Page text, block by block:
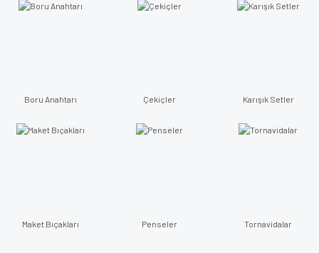
Boru Anahtarı Çekiçler Karışık Setler
Maket Bıçakları Penseler Tornavidalar